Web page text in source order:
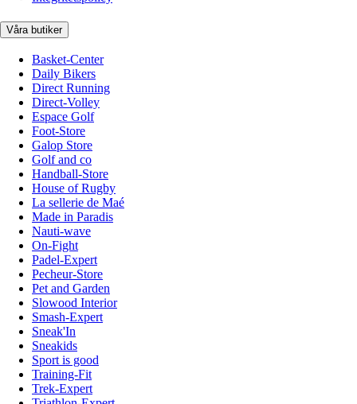
Våra butiker
Basket-Center
Daily Bikers
Direct Running
Direct-Volley
Espace Golf
Foot-Store
Galop Store
Golf and co
Handball-Store
House of Rugby
La sellerie de Maé
Made in Paradis
Nauti-wave
On-Fight
Padel-Expert
Pecheur-Store
Pet and Garden
Slowood Interior
Smash-Expert
Sneak'In
Sneakids
Sport is good
Training-Fit
Trek-Expert